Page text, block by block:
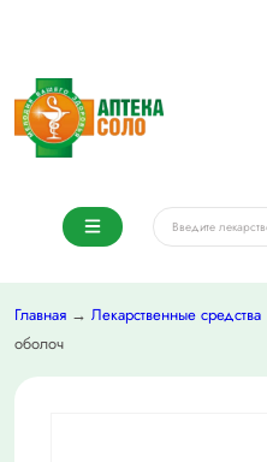
Главная → Лекарственные средства
оболоч